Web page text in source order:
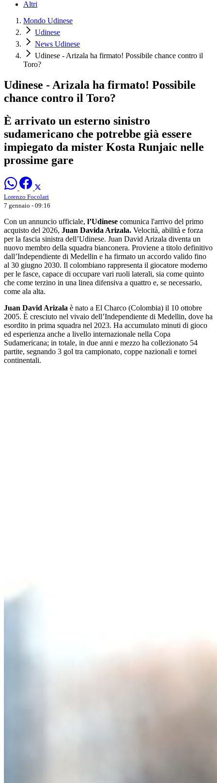
Altri
Mondo Udinese
Udinese
News Udinese
Udinese - Arizala ha firmato! Possibile chance contro il
Toro?
Udinese - Arizala ha firmato! Possibile
chance contro il Toro?
È arrivato un esterno sinistro
sudamericano che potrebbe già essere
impiegato da mister Kosta Runjaic nelle
prossime gare
Lorenzo Focolari
7 gennaio - 09:16
Con un annuncio ufficiale, l’Udinese comunica l'arrivo del primo
acquisto del 2026, Juan Davida Arizala. Velocità, abilità e forza
per la fascia sinistra dell’Udinese. Juan David Arizala diventa un
nuovo membro della squadra bianconera. Proviene a titolo definitivo
dall’Independiente di Medellin e ha firmato un accordo valido fino
al 30 giugno 2030. Il colombiano rappresenta il giocatore moderno
per le fasce, capace di occupare vari ruoli laterali, sia come quinto
che come terzino in una linea difensiva a quattro e, se necessario,
come ala alta.
Juan David Arizala è nato a El Charco (Colombia) il 10 ottobre
2005. È cresciuto nel vivaio dell’Independiente di Medellin, dove ha
esordito in prima squadra nel 2023. Ha accumulato minuti di gioco
ed esperienza anche a livello internazionale nella Copa
Sudamericana; in totale, in due anni e mezzo ha collezionato 54
partite, segnando 3 gol tra campionato, coppe nazionali e tornei
continentali.